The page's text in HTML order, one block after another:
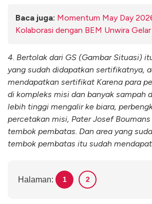
Baca juga: Momentum May Day
Kolaborasi dengan BEM Unwira
4. Bertolak dari GS (Gambar Situasi)
yang sudah didapatkan sertifikatnya,
mendapatkan sertifikat Karena para
di kompleks misi dan banyak sampah
lebih tinggi mengalir ke biara,
percetakan misi, Pater Josef
tembok pembatas. Dan area yang
tembok pembatas itu sudah
Halaman: 1 2